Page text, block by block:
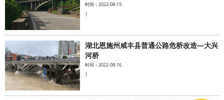
时间：2022-08-19
|
湖北恩施州咸丰县普通公路危桥改造—大兴
河桥
时间：2022-08-16
|